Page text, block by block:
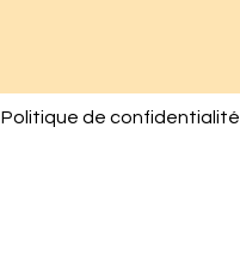
Politique de confidentialité